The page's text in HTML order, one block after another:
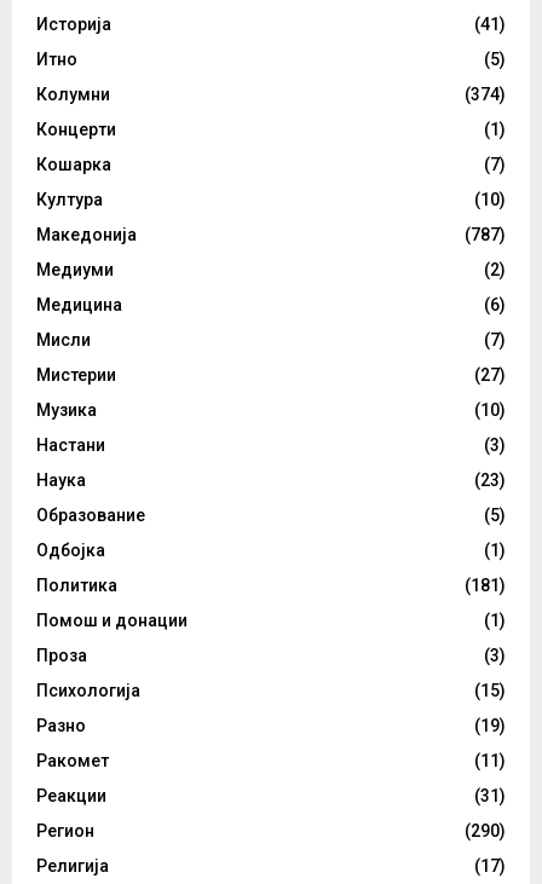
Историја
(41)
Итно
(5)
Колумни
(374)
Концерти
(1)
Кошарка
(7)
Култура
(10)
Македонија
(787)
Медиуми
(2)
Медицина
(6)
Мисли
(7)
Мистерии
(27)
Музика
(10)
Настани
(3)
Наука
(23)
Образование
(5)
Одбојка
(1)
Политика
(181)
Помош и донации
(1)
Проза
(3)
Психологија
(15)
Разно
(19)
Ракомет
(11)
Реакции
(31)
Регион
(290)
Религија
(17)